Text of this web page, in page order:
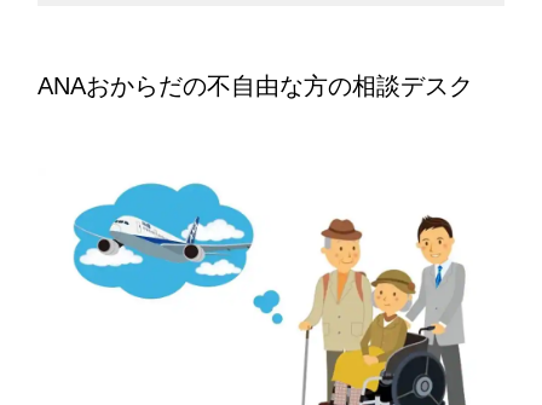
ANAおからだの不自由な方の相談デスク